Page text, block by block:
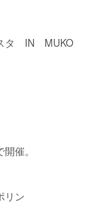
タ IN MUKO
催。
リン